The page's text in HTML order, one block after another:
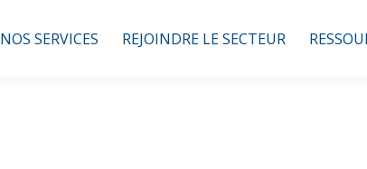
NOS SERVICES REJOINDRE LE SECTEUR